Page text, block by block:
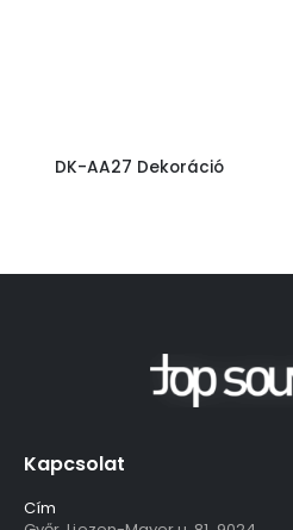
DK-AA27 Dekoráció
Kapcsolat
Cím